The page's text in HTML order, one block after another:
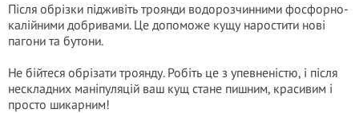
Після обрізки підживіть троянди водорозчинними фосфорно-
калійними добривами. Це допоможе кущу наростити нові
пагони та бутони.
Не бійтеся обрізати троянду. Робіть це з упевненістю, і після
нескладних маніпуляцій ваш кущ стане пишним, красивим і
просто шикарним!